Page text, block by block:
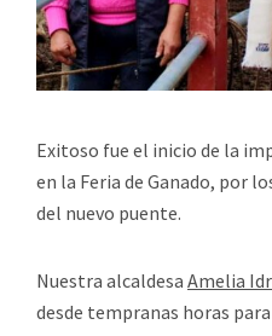
Exitoso fue el inicio de la
en la Feria de Ganado, por
del nuevo puente.
Nuestra alcaldesa Amelia
desde tempranas horas